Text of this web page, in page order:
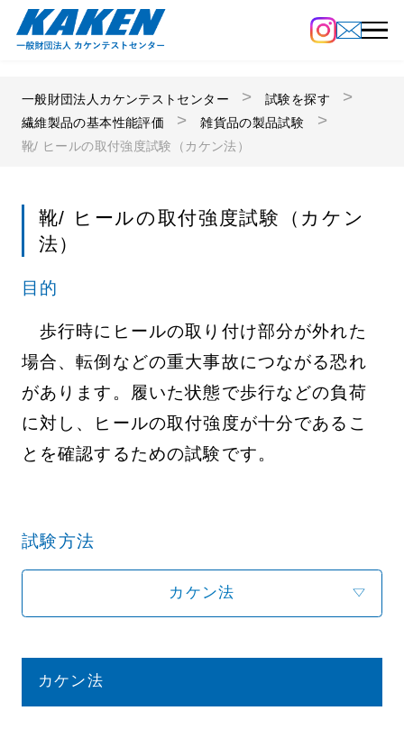
一般財団法人カケンテストセンター
試験を探す
繊維製品の基本性能評価
雑貨品の製品試験
靴/ ヒールの取付強度試験（カケン法）
靴/ ヒールの取付強度試験（カケン
法）
目的
歩行時にヒールの取り付け部分が外れた
場合、転倒などの重大事故につながる恐れ
があります。履いた状態で歩行などの負荷
に対し、ヒールの取付強度が十分であるこ
とを確認するための試験です。
試験方法
カケン法
カケン法